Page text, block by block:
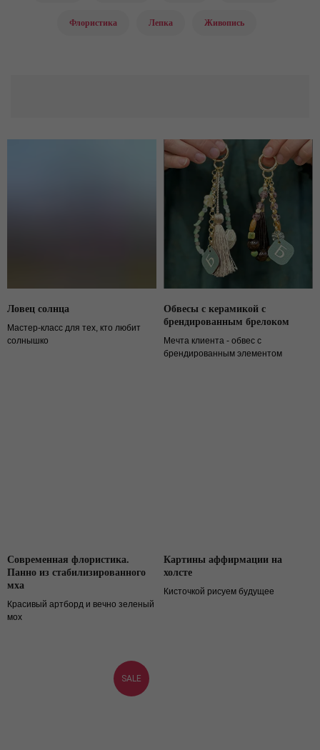
Флористика Лепка Живопись
Ловец солнца
Мастер-класс для тех, кто любит
солнышко
Обвесы с керамикой с
брендированным брелоком
Мечта клиента - обвес с
брендированным элементом
Современная флористика.
Панно из стабилизированного
мха
Красивый артборд и вечно зеленый
мох
Картины аффирмации на
холсте
Кисточкой рисуем будущее
SALE